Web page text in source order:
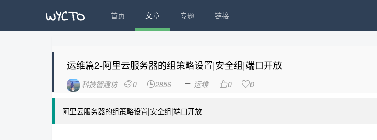
首页 文章 专题 链接
运维篇2-阿里云服务器的组策略设置|安全组|端口开放
科技智趣坊 0 2856  运维 0 0
阿里云服务器的组策略设置|安全组|端口开放